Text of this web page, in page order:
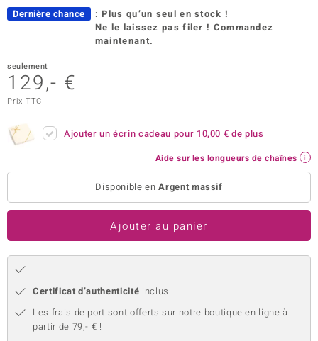
Collection
Dernière chance
: Plus qu’un seul en stock !
Ne le laissez pas filer ! Commandez
maintenant.
seulement
129,- €
Prix TTC
Ajouter un écrin cadeau pour 10,00 € de plus
Aide sur les longueurs de chaînes
Disponible enArgent massif
Ajouter au panier
Certificat d’authenticité inclus
Les frais de port sont offerts sur notre boutique en ligne à
partir de 79,- € !